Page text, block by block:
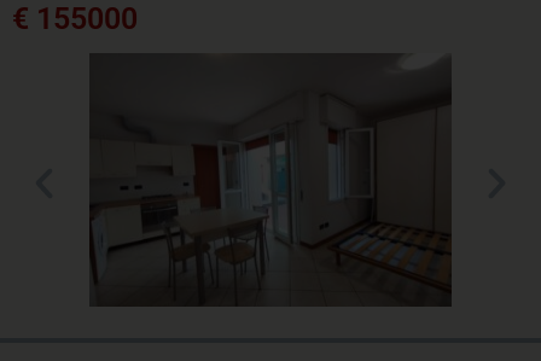
€ 155000